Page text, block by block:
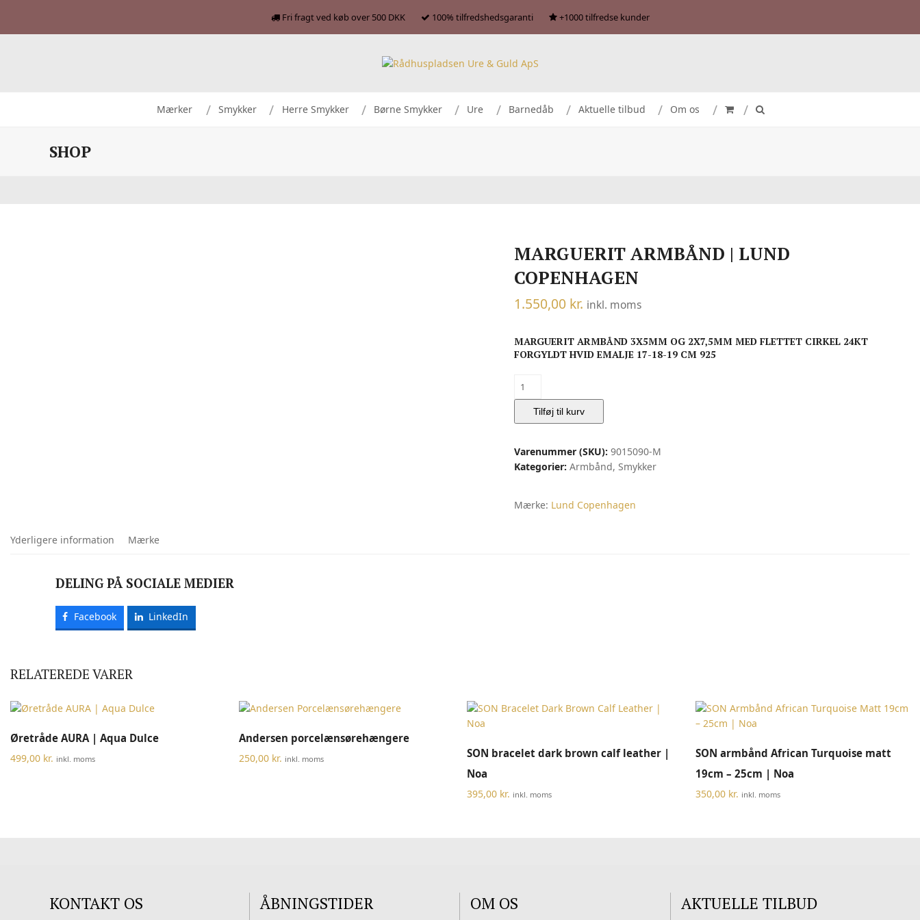
Fri fragt ved køb over 500 DKK 100% tilfredshedsgaranti +1000 tilfredse kunder
Mærker Smykker Herre Smykker Børne Smykker Ure Barnedåb Aktuelle tilbud Om os
SHOP
MARGUERIT ARMBÅND | LUND
COPENHAGEN
1.550,00 kr. inkl. moms
MARGUERIT ARMBÅND 3X5MM OG 2X7,5MM MED FLETTET CIRKEL 24KT
FORGYLDT HVID EMALJE 17-18-19 CM 925
MARGUERIT
ARMBÅND
Lund
antal
Tilføj til kurv
Varenummer (SKU): 9015090-M
Kategorier: Armbånd, Smykker
Mærke: Lund Copenhagen
Yderligere information Mærke
DELING PÅ SOCIALE MEDIER
Facebook LinkedIn
RELATEREDE VARER
Øretråde AURA | Aqua Dulce
499,00 kr. inkl. moms
Andersen porcelænsørehængere
250,00 kr. inkl. moms
vare
SON bracelet dark brown calf leather |
Noa
395,00 kr. inkl. moms
SON armbånd African Turquoise matt
19cm – 25cm | Noa
350,00 kr. inkl. moms
KONTAKT OS ÅBNINGSTIDER OM OS AKTUELLE TILBUD